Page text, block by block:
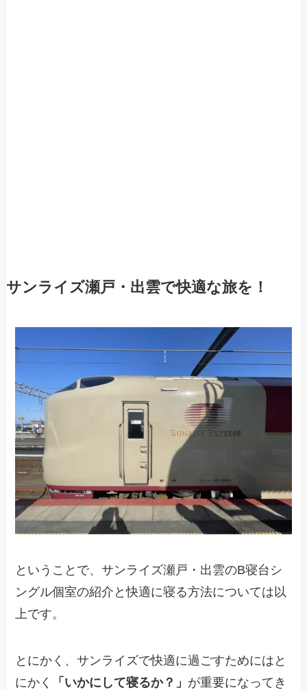
サンライズ瀬戸・出雲で快適な旅を！
ということで、サンライズ瀬戸・出雲のB寝台シ
ングル個室の紹介と快適に寝る方法については以
上です。
とにかく、サンライズで快適に過ごすためにはと
にかく
「いかにして寝るか？」 が重要になってき